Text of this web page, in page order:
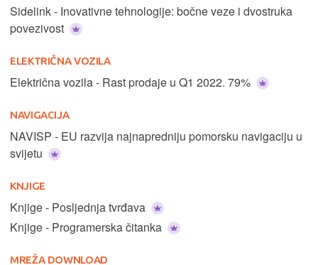
Sidelink - Inovativne tehnologije: bočne veze i dvostruka
povezivost
ELEKTRIČNA VOZILA
Električna vozila - Rast prodaje u Q1 2022. 79%
NAVIGACIJA
NAVISP - EU razvija najnapredniju pomorsku navigaciju u
svijetu
KNJIGE
Knjige - Posljednja tvrđava
Knjige - Programerska čitanka
MREŽA DOWNLOAD